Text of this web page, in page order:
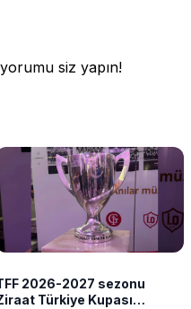
siz yapın!
2026-2027 sezonu
Türkiye Kupası